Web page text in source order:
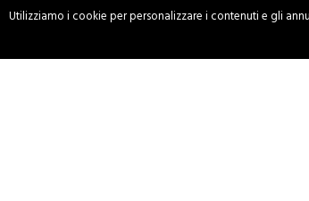
HOME
Utilizziamo i cookie per personalizzare i contenuti e gli